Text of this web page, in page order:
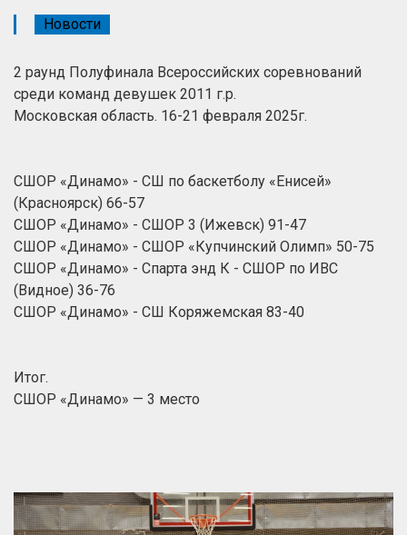
Новости
2 раунд Полуфинала Всероссийских соревнований
среди команд девушек 2011 г.р.
Московская область. 16-21 февраля 2025г.
СШОР «Динамо» - СШ по баскетболу «Енисей»
(Красноярск) 66-57
СШОР «Динамо» - СШОР 3 (Ижевск) 91-47
СШОР «Динамо» - СШОР «Купчинский Олимп» 50-75
СШОР «Динамо» - Спарта энд К - СШОР по ИВС
(Видное) 36-76
СШОР «Динамо» - СШ Коряжемская 83-40
Итог.
СШОР «Динамо» — 3 место